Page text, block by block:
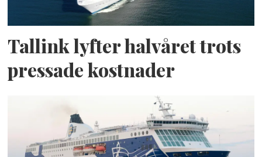
Tallink lyfter halvåret trots
pressade kostnader